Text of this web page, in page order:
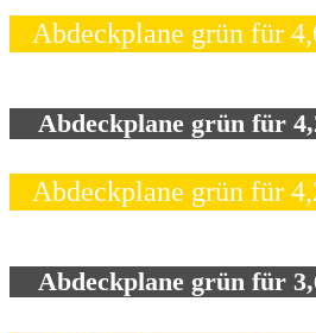
Abdeckplane grün für
Abdeckplane grün für
Abdeckplane grün für
Abdeckplane grün für